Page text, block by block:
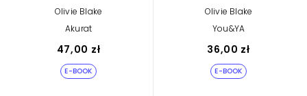
Olivie Blake
Akurat
47,00 zł
E-BOOK
Olivie Blake
You&YA
36,00 zł
E-BOOK